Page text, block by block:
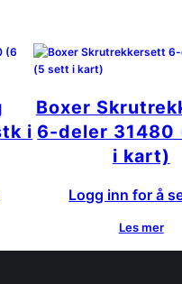
i
Boxer
6-deler 31480
i kart)
Logg inn for å
Les mer